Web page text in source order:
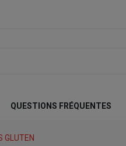
QUESTIONS FRÉQUENTES
GLUTEN